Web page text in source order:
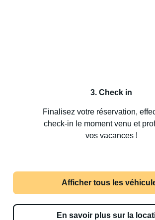
3. Check in
Finalisez votre réservation,
check-in le moment venu et
vos vacances !
Afficher tous les
En savoir plus sur la